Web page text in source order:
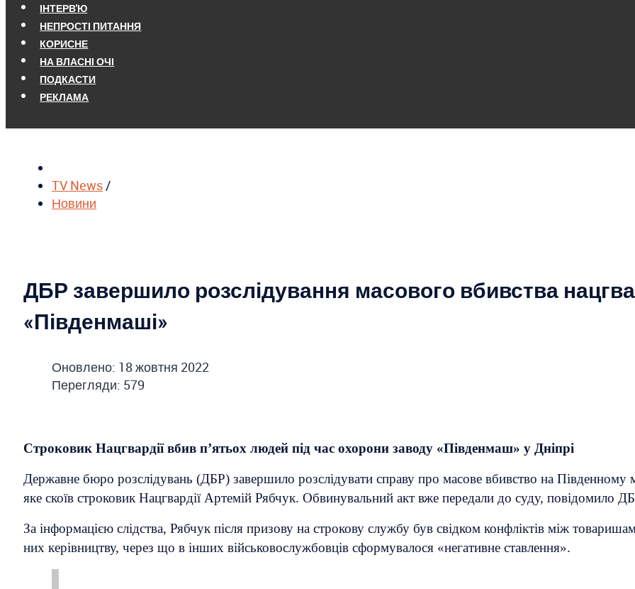
ІНТЕРВ'Ю
НЕПРОСТІ ПИТАННЯ
КОРИСНЕ
НА ВЛАСНІ ОЧІ
ПОДКАСТИ
РЕКЛАМА
TV News /
Новини
ДБР завершило розслідування масового вбивства
«Південмаші»
Оновлено: 18 жовтня 2022
Перегляди: 579
Строковик Нацгвардії вбив п’ятьох людей під час охорони заводу «Південмаш» у Дніпрі
Державне бюро розслідувань (ДБР) завершило розслідувати справу про масове вбивство на Південному
яке скоїв строковик Нацгвардії Артемій Рябчук. Обвинувальний акт вже передали до суду, повідомило
За інформацією слідства, Рябчук після призову на строкову службу був свідком конфліктів між
них керівництву, через що в інших військовослужбовців сформувалося «негативне ставлення».